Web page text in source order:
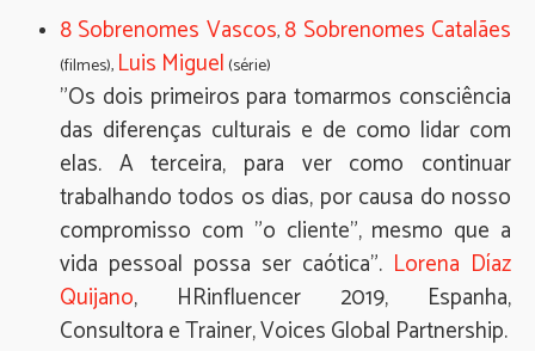
8 Sobrenomes Vascos, 8 Sobrenomes Catalães
(filmes), Luis Miguel(série)
"Os dois primeiros para tomarmos consciência
das diferenças culturais e de como lidar com
elas. A terceira, para ver como continuar
trabalhando todos os dias, por causa do nosso
compromisso com "o cliente", mesmo que a
vida pessoal possa ser caótica". Lorena Díaz
Quijano, HRinfluencer 2019, Espanha,
Consultora e Trainer, Voices Global Partnership.